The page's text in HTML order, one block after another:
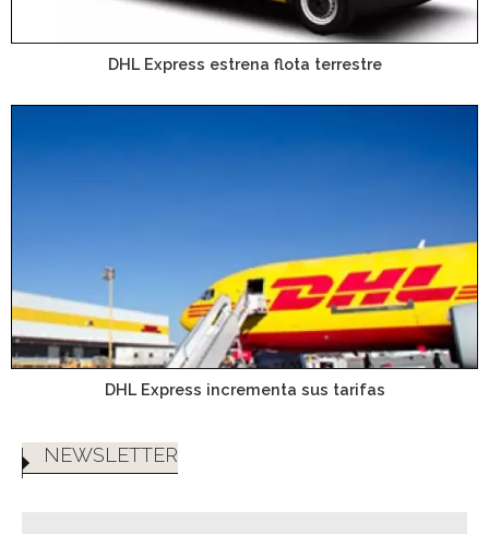
DHL Express estrena flota terrestre
DHL Express incrementa sus tarifas
NEWSLETTER